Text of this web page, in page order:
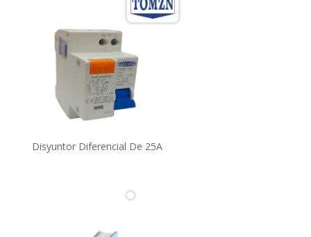
Disyuntor Diferencial De 25A